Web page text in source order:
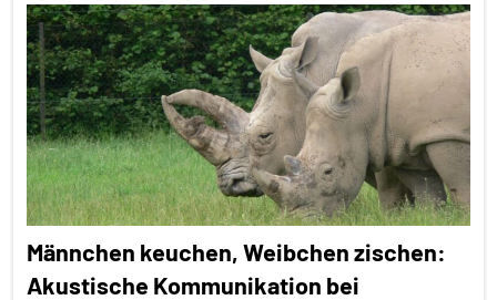
Alle
Artikel
Alle
Themen
Alle
Tiergruppen
Ernährung
Forschung
aktuell
Männchen keuchen, Weibchen zischen:
Akustische Kommunikation bei